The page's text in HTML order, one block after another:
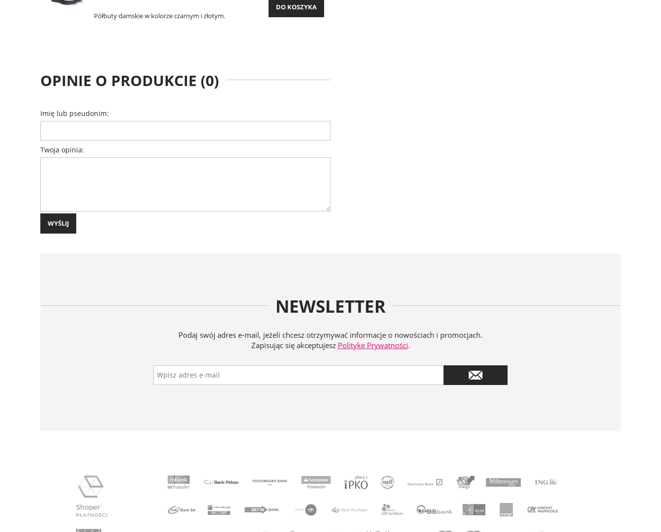
Półbuty damskie w kolorze czarnym i złotym.
DO KOSZYKA
OPINIE O PRODUKCIE (0)
Imię lub pseudonim:
Twoja opinia:
WYŚLIJ
NEWSLETTER
Podaj swój adres e-mail, jeżeli chcesz otrzymywać informacje o nowościach i promocjach.
Zapisując się akceptujesz Politykę Prywatności.